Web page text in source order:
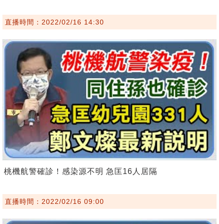
直播時間：2022/02/16 14:30
桃機航警確診！感染源不明 急匡16人居隔
直播時間：2022/02/16 09:00